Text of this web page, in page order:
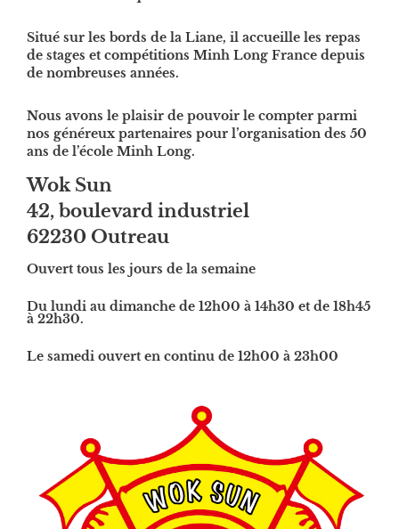
Situé sur les bords de la Liane, il accueille les repas
de stages et compétitions Minh Long France depuis
de nombreuses années.
Nous avons le plaisir de pouvoir le compter parmi
nos généreux partenaires pour l’organisation des 50
ans de l’école Minh Long.
Wok Sun
42, boulevard industriel
62230 Outreau
Ouvert tous les jours de la semaine
Du lundi au dimanche de 12h00 à 14h30 et de 18h45
à 22h30.
Le samedi ouvert en continu de 12h00 à 23h00